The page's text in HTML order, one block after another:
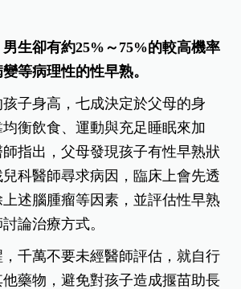
男生卻有約25%～75%的較高機率
等病理性的性早熟。
孩子身高，七成決定於父母的身
衡飲食、運動與充足睡眠來加
指出，父母發現孩子有性早熟狀
科醫師尋求病因，臨床上會先透
述腦腫瘤等因素，並評估性早熟
論治療方式。
千萬不要未經醫師評估，就自行
藥物，避免對孩子造成揠苗助長